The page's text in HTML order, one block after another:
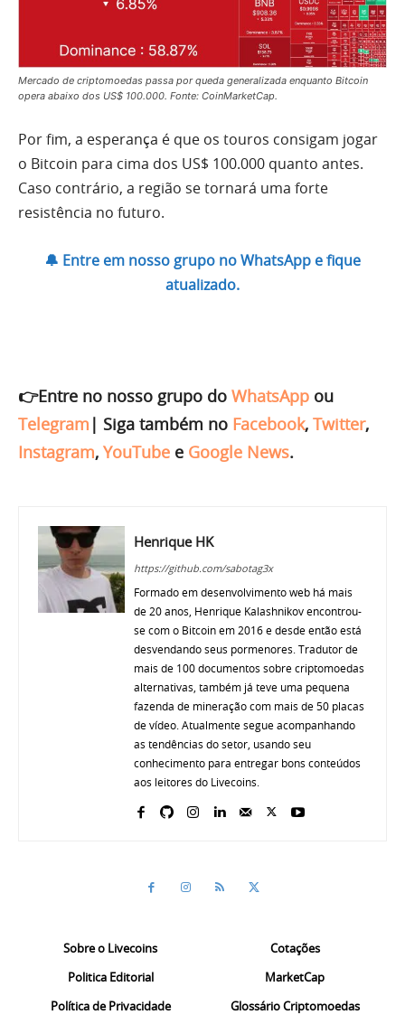
Mercado de criptomoedas passa por queda generalizada enquanto Bitcoin
opera abaixo dos US$ 100.000. Fonte: CoinMarketCap.
Por fim, a esperança é que os touros consigam jogar
o Bitcoin para cima dos US$ 100.000 quanto antes.
Caso contrário, a região se tornará uma forte
resistência no futuro.
🔔 Entre em nosso grupo no WhatsApp e fique
atualizado.
👉Entre no nosso grupo do WhatsApp ou
Telegram | Siga também no Facebook, Twitter,
Instagram, YouTube e Google News.
Henrique HK
https://github.com/sabotag3x
Formado em desenvolvimento web há mais
de 20 anos, Henrique Kalashnikov encontrou-
se com o Bitcoin em 2016 e desde então está
desvendando seus pormenores. Tradutor de
mais de 100 documentos sobre criptomoedas
alternativas, também já teve uma pequena
fazenda de mineração com mais de 50 placas
de vídeo. Atualmente segue acompanhando
as tendências do setor, usando seu
conhecimento para entregar bons conteúdos
aos leitores do Livecoins.
Sobre o Livecoins
Politica Editorial
Política de Privacidade
Cotações
MarketCap
Glossário Criptomoedas